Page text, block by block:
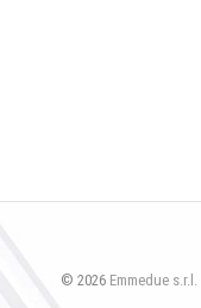
© 2026 Emmedue s.r.l.